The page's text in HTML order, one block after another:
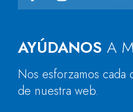
AYÚDANOS A
Nos esforzamos cada
de nuestra web.